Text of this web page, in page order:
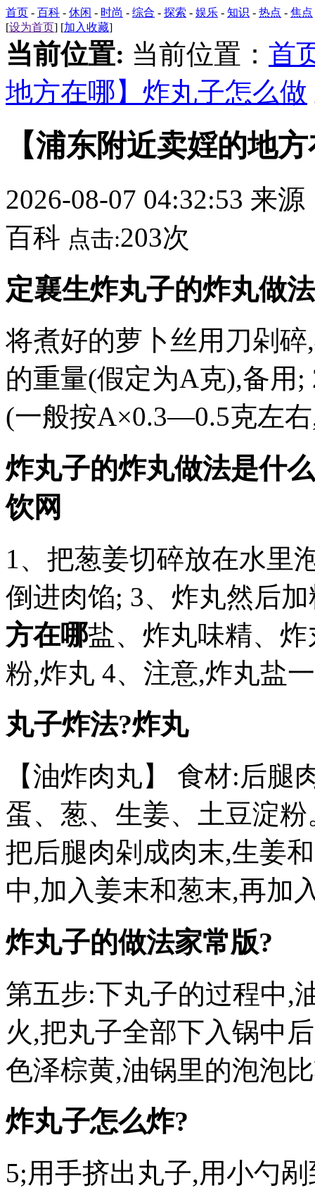
首页 - 百科 - 休闲 - 时尚 - 综合 - 探索 - 娱乐 - 知识 - 热点 - 焦点
[设为首页] [加入收藏]
当前位置: 当前位置： 首
地方在哪】炸丸子怎么做
【浦东附近卖婬的地
2026-08-07 04:32:53 来源
百科 点击:203次
定襄生炸丸子的炸丸做
将煮好的萝卜丝用刀剁
的重量(假定为A克),备用
(一般按A×0.3—0.5克左
炸丸子的炸丸做法是什
饮网
1、把葱姜切碎放在水里
倒进肉馅; 3、炸丸然后
方在哪盐、炸丸味精、
粉,炸丸 4、注意,炸丸盐
丸子炸法?炸丸
【油炸肉丸】 食材:后
蛋、葱、生姜、土豆淀粉
把后腿肉剁成肉末,生姜
中,加入姜末和葱末,再加
炸丸子的做法家常版?
第五步:下丸子的过程中,
火,把丸子全部下入锅中
色泽棕黄,油锅里的泡泡
炸丸子怎么炸?
5;用手挤出丸子,用小勺